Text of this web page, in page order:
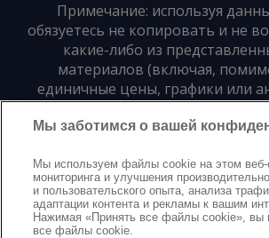
Примечание: используя
обязуетесь не копировать и не
какие-либо из
материалов (включая,
единичные цены, графики или
материалы) в любой форме и
без предварительного
Политика конфиденциальности
Защита авторских правУсловияModern
Мы заботимся о вашей
Мы используем файлы cookie на этом веб-
мониторинга и улучшения
и пользовательского опыта, анализа
адаптации контента и рекламы к вашим
Нажимая «Принять все файлы cookie», вы
все файлы cookie.